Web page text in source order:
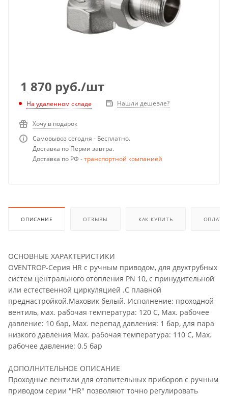
1 870 руб./шт
На удаленном складе Нашли дешевле?
Хочу в подарок
Самовывоз сегодня - Бесплатно.
Доставка по Перми завтра.
Доставка по РФ -транспортной компанией
ОПИСАНИЕ ОТЗЫВЫ КАК КУПИТЬ ОПЛАТА
ОСНОВНЫЕ ХАРАКТЕРИСТИКИ
OVENTROP-Серия HR с ручным приводом, для двухтрубных
систем центрального отопления PN 10, с принудительной
или естественной циркуляцией .С плавной
преднастройкой.Маховик белый. Исполнение: проходной
вентиль, мax. рабочая температура: 120 C, Max. рабочее
давление: 10 бар, Max. перепад давления: 1 бар, для пара
низкого давления Max. рабочая температура: 110 C, Max.
рабочее давление: 0.5 бар
ДОПОЛНИТЕЛЬНОЕ ОПИСАНИЕ
Проходные вентили для отопительных приборов с ручным
приводом серии "HR" позволяют точно регулировать